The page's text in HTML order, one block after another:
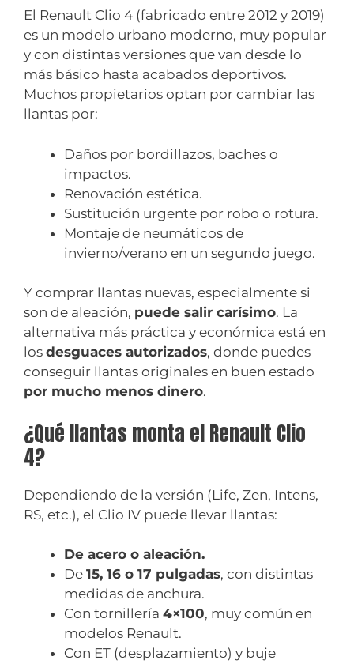
El Renault Clio 4 (fabricado entre 2012 y 2019)
es un modelo urbano moderno, muy popular
y con distintas versiones que van desde lo
más básico hasta acabados deportivos.
Muchos propietarios optan por cambiar las
llantas por:
Daños por bordillazos, baches o
impactos.
Renovación estética.
Sustitución urgente por robo o rotura.
Montaje de neumáticos de
invierno/verano en un segundo juego.
Y comprar llantas nuevas, especialmente si
son de aleación, puede salir carísimo. La
alternativa más práctica y económica está en
los desguaces autorizados, donde puedes
conseguir llantas originales en buen estado
por mucho menos dinero.
¿Qué llantas monta el Renault Clio
4?
Dependiendo de la versión (Life, Zen, Intens,
RS, etc.), el Clio IV puede llevar llantas:
De acero o aleación.
De 15, 16 o 17 pulgadas, con distintas
medidas de anchura.
Con tornillería 4×100, muy común en
modelos Renault.
Con ET (desplazamiento) y buje